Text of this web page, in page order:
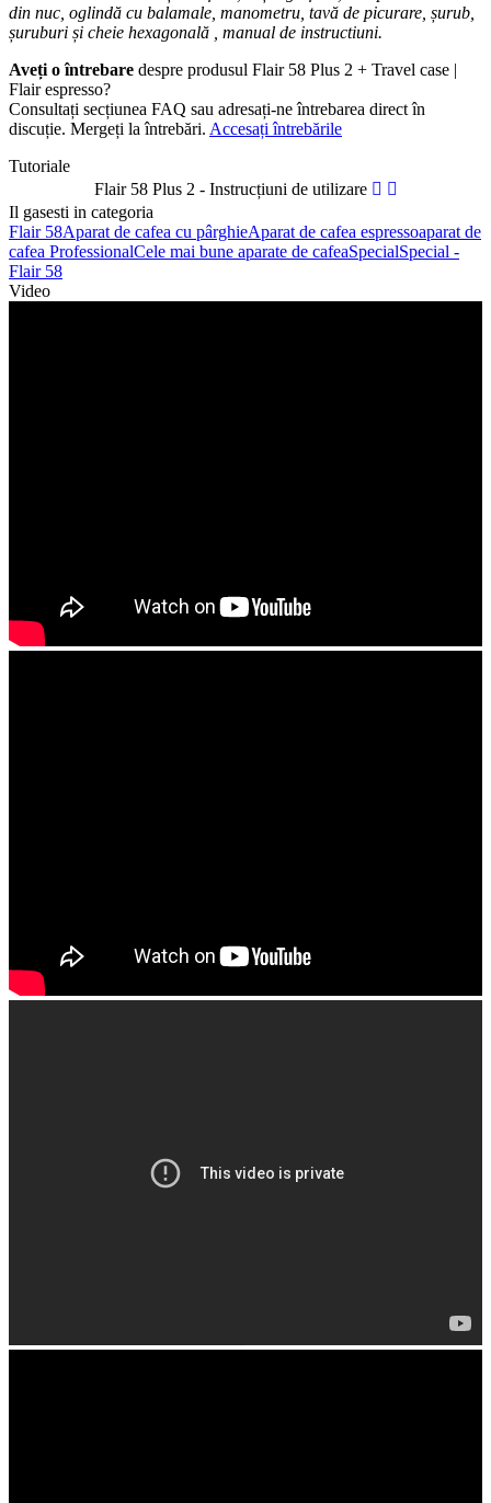
din nuc, oglindă cu balamale, manometru, tavă de picurare, șurub,
șuruburi și cheie hexagonală , manual de instructiuni.
Aveți o întrebare despre produsul Flair 58 Plus 2 + Travel case |
Flair espresso?
Consultați secțiunea FAQ sau adresați-ne întrebarea direct în
discuție. Mergeți la întrebări. Accesați întrebările
Tutoriale
Flair 58 Plus 2 - Instrucțiuni de utilizare
Il gasesti in categoria
Flair 58Aparat de cafea cu pârghieAparat de cafea espressoaparat de
cafea ProfessionalCele mai bune aparate de cafeaSpecialSpecial -
Flair 58
Video